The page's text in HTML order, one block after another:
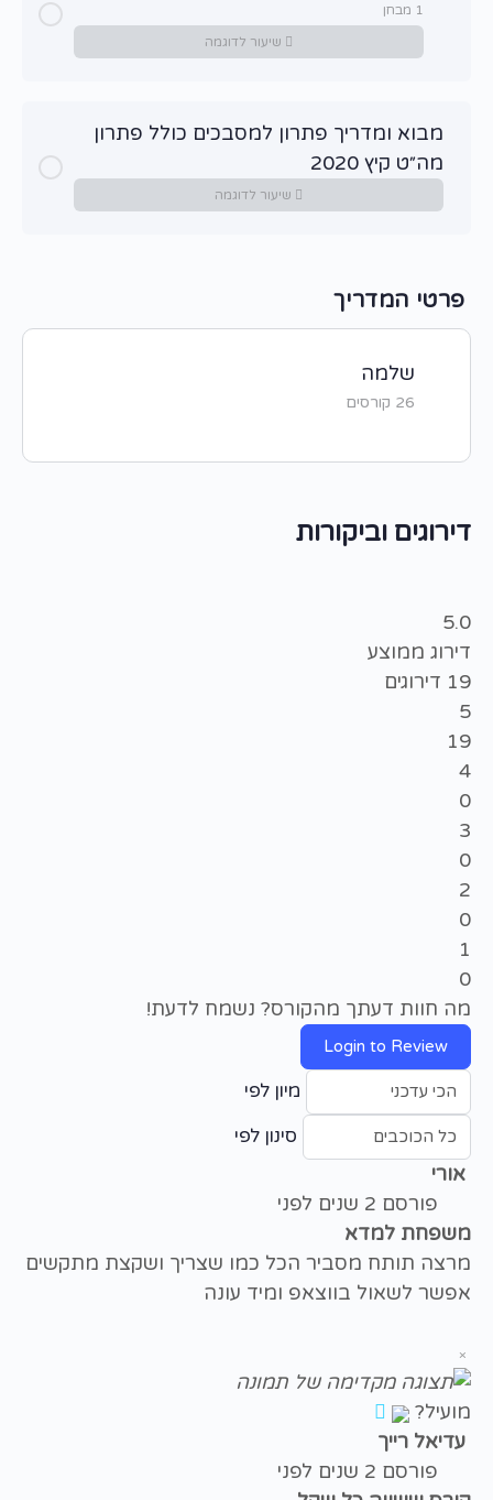
1 מבחן
שיעור לדוגמה
מבחן מסכם הכנה למה”ט
מבוא ומדריך פתרון למסבכים כולל פתרון
מה״ט קיץ 2020
שיעור לדוגמה
פרטי המדריך
שלמה
26 קורסים
דירוגים וביקורות
5.0
דירוג ממוצע
19 דירוגים
5
19
4
0
3
0
2
0
1
0
מה חוות דעתך מהקורס? נשמח לדעת!
Login to Review
מיון לפי
סינון לפי
אורי
פורסם 2 שנים לפני
משפחת למדא
מרצה תותח מסביר הכל כמו שצריך ושקצת מתקשים
אפשר לשאול בווצאפ ומיד עונה
×
מועיל?
עדיאל רייך
פורסם 2 שנים לפני